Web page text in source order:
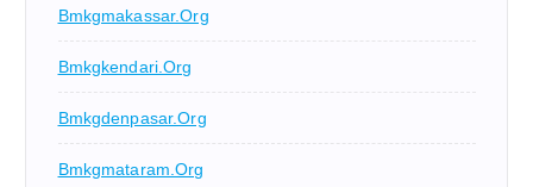
Bmkgmakassar.org
Bmkgkendari.org
Bmkgdenpasar.org
Bmkgmataram.org